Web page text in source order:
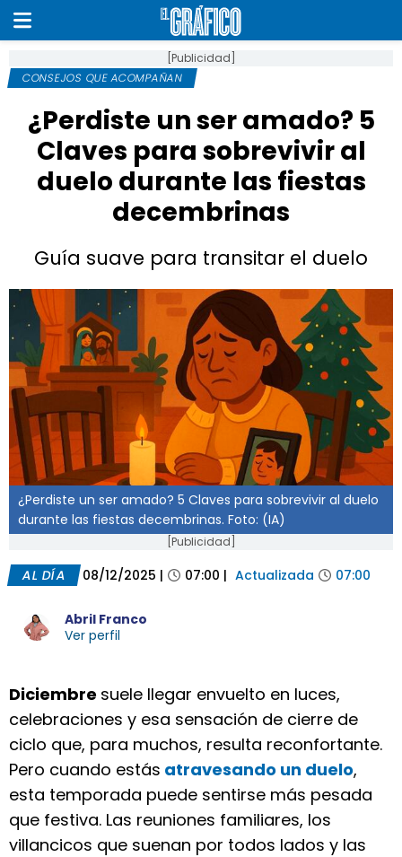
[Publicidad]
CONSEJOS QUE ACOMPAÑAN
¿Perdiste un ser amado? 5
Claves para sobrevivir al
duelo durante las fiestas
decembrinas
Guía suave para transitar el duelo
¿Perdiste un ser amado? 5 Claves para sobrevivir al duelo
durante las fiestas decembrinas. Foto: (IA)
[Publicidad]
AL DÍA 08/12/2025 | 07:00 | Actualizada 07:00
Abril Franco
Ver perfil
Diciembre suele llegar envuelto en luces,
celebraciones y esa sensación de cierre de
ciclo que, para muchos, resulta reconfortante.
Pero cuando estás atravesando un duelo,
esta temporada puede sentirse más pesada
que festiva. Las reuniones familiares, los
villancicos que suenan por todos lados y las